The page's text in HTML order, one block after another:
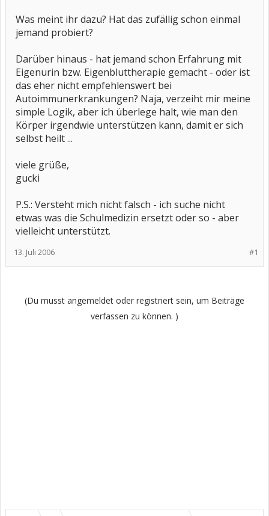
Was meint ihr dazu? Hat das zufällig schon einmal
jemand probiert?
Darüber hinaus - hat jemand schon Erfahrung mit
Eigenurin bzw. Eigenbluttherapie gemacht - oder ist
das eher nicht empfehlenswert bei
Autoimmunerkrankungen? Naja, verzeiht mir meine
simple Logik, aber ich überlege halt, wie man den
Körper irgendwie unterstützen kann, damit er sich
selbst heilt ...
viele grüße,
gucki
P.S.: Versteht mich nicht falsch - ich suche nicht
etwas was die Schulmedizin ersetzt oder so - aber
vielleicht unterstützt.
#1
13. Juli 2006
(Du musst angemeldet oder registriert sein, um Beiträge
verfassen zu können. )